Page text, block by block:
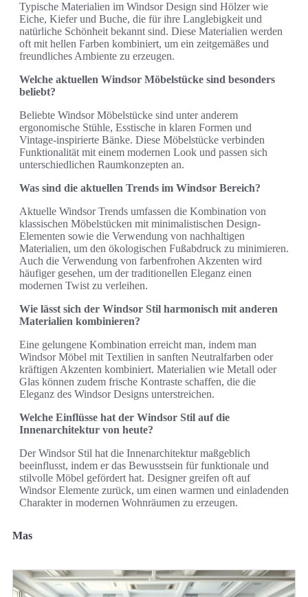
Typische Materialien im Windsor Design sind Hölzer wie
Eiche, Kiefer und Buche, die für ihre Langlebigkeit und
natürliche Schönheit bekannt sind. Diese Materialien werden
oft mit hellen Farben kombiniert, um ein zeitgemäßes und
freundliches Ambiente zu erzeugen.
Welche aktuellen Windsor Möbelstücke sind besonders
beliebt?
Beliebte Windsor Möbelstücke sind unter anderem
ergonomische Stühle, Esstische in klaren Formen und
Vintage-inspirierte Bänke. Diese Möbelstücke verbinden
Funktionalität mit einem modernen Look und passen sich
unterschiedlichen Raumkonzepten an.
Was sind die aktuellen Trends im Windsor Bereich?
Aktuelle Windsor Trends umfassen die Kombination von
klassischen Möbelstücken mit minimalistischen Design-
Elementen sowie die Verwendung von nachhaltigen
Materialien, um den ökologischen Fußabdruck zu minimieren.
Auch die Verwendung von farbenfrohen Akzenten wird
häufiger gesehen, um der traditionellen Eleganz einen
modernen Twist zu verleihen.
Wie lässt sich der Windsor Stil harmonisch mit anderen
Materialien kombinieren?
Eine gelungene Kombination erreicht man, indem man
Windsor Möbel mit Textilien in sanften Neutralfarben oder
kräftigen Akzenten kombiniert. Materialien wie Metall oder
Glas können zudem frische Kontraste schaffen, die die
Eleganz des Windsor Designs unterstreichen.
Welche Einflüsse hat der Windsor Stil auf die
Innenarchitektur von heute?
Der Windsor Stil hat die Innenarchitektur maßgeblich
beeinflusst, indem er das Bewusstsein für funktionale und
stilvolle Möbel gefördert hat. Designer greifen oft auf
Windsor Elemente zurück, um einen warmen und einladenden
Charakter in modernen Wohnräumen zu erzeugen.
Mas